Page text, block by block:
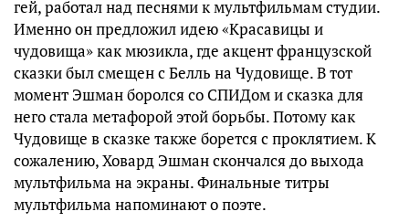
гей, работал над песнями к мультфильмам студии.
Именно он предложил идею «Красавицы и
чудовища» как мюзикла, где акцент французской
сказки был смещен с Белль на Чудовище. В тот
момент Эшман боролся со СПИДом и сказка для
него стала метафорой этой борьбы. Потому как
Чудовище в сказке также борется с проклятием. К
сожалению, Ховард Эшман скончался до выхода
мультфильма на экраны. Финальные титры
мультфильма напоминают о поэте.